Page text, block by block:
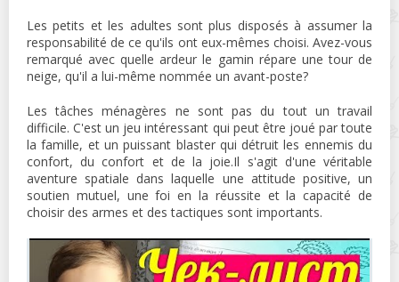
Les petits et les adultes sont plus disposés à assumer la
responsabilité de ce qu'ils ont eux-mêmes choisi. Avez-vous
remarqué avec quelle ardeur le gamin répare une tour de
neige, qu'il a lui-même nommée un avant-poste?
Les tâches ménagères ne sont pas du tout un travail
difficile. C'est un jeu intéressant qui peut être joué par toute
la famille, et un puissant blaster qui détruit les ennemis du
confort, du confort et de la joie.Il s'agit d'une véritable
aventure spatiale dans laquelle une attitude positive, un
soutien mutuel, une foi en la réussite et la capacité de
choisir des armes et des tactiques sont importants.